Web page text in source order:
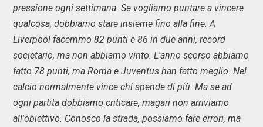
pressione ogni settimana. Se vogliamo puntare a vincere
qualcosa, dobbiamo stare insieme fino alla fine. A
Liverpool facemmo 82 punti e 86 in due anni, record
societario, ma non abbiamo vinto. L'anno scorso abbiamo
fatto 78 punti, ma Roma e Juventus han fatto meglio. Nel
calcio normalmente vince chi spende di più. Ma se ad
ogni partita dobbiamo criticare, magari non arriviamo
all'obiettivo. Conosco la strada, possiamo fare errori, ma